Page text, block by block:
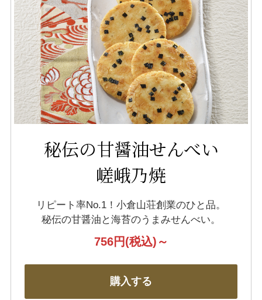
秘伝の甘醤油せんべい
嵯峨乃焼
リピート率No.1！小倉山荘創業のひと品。
秘伝の甘醤油と海苔のうまみせんべい。
756円(税込)～
購入する